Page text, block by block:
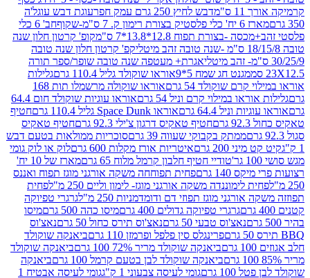
ס"מ
דבש לחיץ 250 גרם עמק חפר
עוגת דבש עוגל'ה
בצורת רימון ק. 7 ס"מ-שקוף
חב' 6 כלי
-בצורת תפוח 12.8*13.8*7 ס"מ
קופ' קרטון חלון שנה
קפ' קרטון חלון שנה טובה
אגרת+ מעטפה שנה טובה שופר/ספר תורה
מגנט חג שמח 5*9
אוראו שוקולד גליל 110.4 גרם
גלילות
קרם שוקולד 54 גרם
אוראו שוקולה מרשמלו תות 168
במילוי קרם וניל 54 גרם
אוראו עוגיות שוקולד חום 64.4
וניל 64.4 גרם
אוראו Space Dunk גליל 110.4 גרם
חטיף
חטיף טאקיס דרגון צ'ילי 92.3 גרם
חטיף טאקיס
ממתק בקבוקי שעווה 39 גרם
סוכריות ממולאות בטעם דבש
200 גרם
איטריות אורז מקלות 600 גרם
לוק או לוק גומי
טודיי חטיף חלבון קרמל מלוח 65 גרם
מארז של 10 יח'
140 גרם
פחית תפוחחה משקה אורגני מוגז תפוח ואננס
לימוננדה משקה אורגני מוגז- לימון וליים 250 מ"ל
פחית
מוגז תפוזי דם ודומדמניות 250 מ"ל
גרגרי טפיוקה
גרגרי טפיוקה גדולים 400 גרם
מיסו כהה 500 גרם
מיסו
נאצ'וס טבעי 50 גרם
נאצ'וס תירס כחול 50 גרם
נאצ'וס
פרינגלס סין פלפל ופרמזן 110 גרם
ביאנקה שוקולד
ביאנקה שוקולד מריר 72% 100 גרם
ביאנקה שוקולד
ביאנקה שוקולד לבן בטעם קרמל 100 גרם
ביאנקה
גרם
גומי לעיסה צבעוני 1 ק"ג גומי לעיסה אבטיח 1